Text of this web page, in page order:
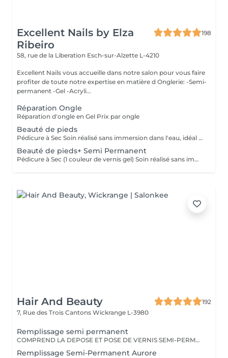
Excellent Nails by Elza
Ribeiro
198
58, rue de la Liberation Esch-sur-Alzette L-4210
Excellent Nails vous accueille dans notre salon pour vous faire
profiter de toute notre expertise en matière d Onglerie: -Semi-
permanent -Gel -Acryli...
Réparation Ongle
Réparation d'ongle en Gel Prix par ongle
Beauté de pieds
Pédicure à Sec Soin réalisé sans immersion dans l'eau, idéal pour une meilleure durabilité et hygiène. Comprend le retrait des peaux mortes, la beauté des cuticules.
Beauté de pieds+ Semi Permanent
Pédicure à Sec (1 couleur de vernis gel) Soin réalisé sans immersion dans l'eau, idéal pour une meilleure durabilité et hygiène. Comprend le retrait des peaux mortes, la beauté des cuticules, une hydratation profonde des pieds et l'application de vernis gel d'une seule couleur. Toutes autres techniques ou décorations seront comptées séparément.
Hair And Beauty
192
7, Rue des Trois Cantons Wickrange L-3980
Remplissage semi permanent
COMPREND LA DEPOSE ET POSE DE VERNIS SEMI-PERMANENT. N oublier pas de cliquer sur nail art pour décos. Nous ne prenons plus de nouvelles clientes! Voir la catégorie avec Aurore
Remplissage Semi-Permanent Aurore